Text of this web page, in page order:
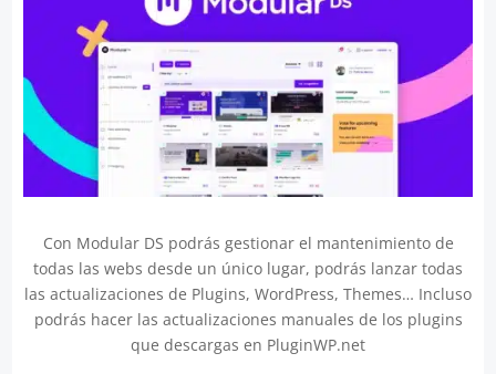
Con Modular DS podrás gestionar el mantenimiento de
todas las webs desde un único lugar, podrás lanzar todas
las actualizaciones de Plugins, WordPress, Themes… Incluso
podrás hacer las actualizaciones manuales de los plugins
que descargas en PluginWP.net